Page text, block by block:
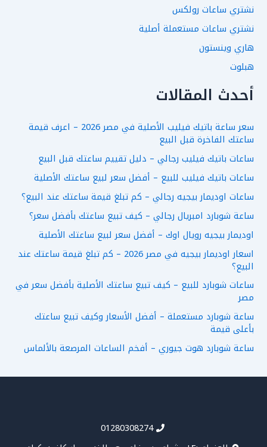
نشتري ساعات رولكس
نشتري ساعات مستعملة أصلية
هاري وينستون
هبلوت
أحدث المقالات
سعر ساعة باتيك فيليب الأصلية في مصر 2026 – اعرف قيمة
ساعتك الفاخرة قبل البيع
ساعات باتيك فيليب رجالي – دليل تقييم ساعتك قبل البيع
ساعات باتيك فيليب للبيع – أفضل سعر لبيع ساعتك الأصلية
ساعات اوديمار بيجيه رجالي – كم تبلغ قيمة ساعتك عند البيع؟
ساعة شوبارد امبريال رجالي – كيف تبيع ساعتك بأفضل سعر؟
اوديمار بيجيه رويال اوك – أفضل سعر لبيع ساعتك الأصلية
اسعار اوديمار بيجيه في مصر 2026 – كم تبلغ قيمة ساعتك عند
البيع؟
ساعات شوبارد للبيع – كيف تبيع ساعتك الأصلية بأفضل سعر في
مصر
ساعة شوبارد مستعملة – أفضل الأسعار وكيف تبيع ساعتك
بأعلى قيمة
ساعة شوبارد هوت جيوري – أفخم الساعات المرصعة بالألماس
01280308274